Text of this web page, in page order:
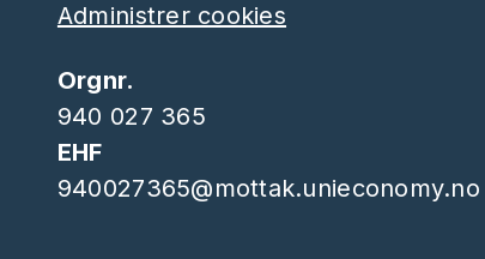
Administrer cookies
Orgnr.
940 027 365
EHF
940027365@mottak.unieconomy.no